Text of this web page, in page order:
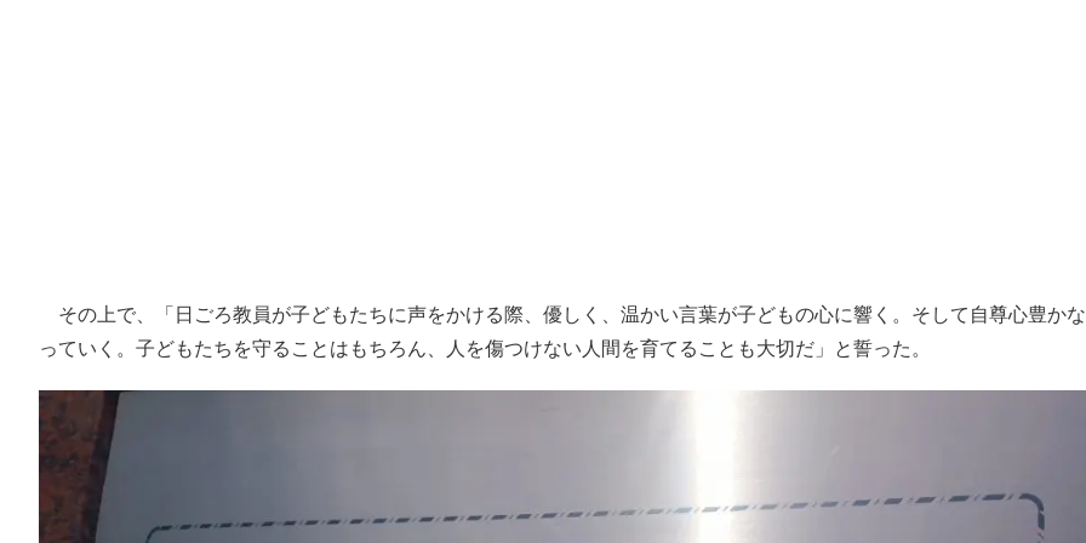
その上で、「日ごろ教員が子どもたちに声をかける際、優しく、温かい言葉が子どもの心に響く。そして自尊心豊か
っていく。子どもたちを守ることはもちろん、人を傷つけない人間を育てることも大切だ」と誓った。